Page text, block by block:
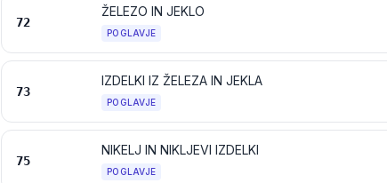
72
ŽELEZO IN JEKLO
POGLAVJE
73
IZDELKI IZ ŽELEZA IN JEKLA
POGLAVJE
75
NIKELJ IN NIKLJEVI IZDELKI
POGLAVJE